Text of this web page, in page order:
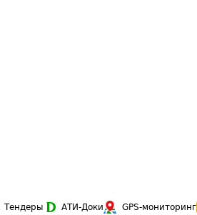
Тендеры АТИ-Доки GPS-мониторинг